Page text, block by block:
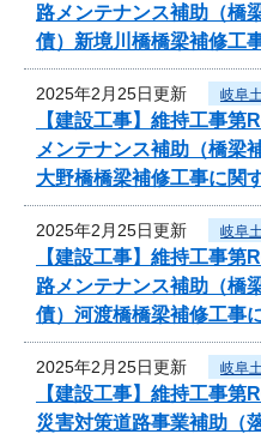
路メンテナンス補助（橋
債）新境川橋橋梁補修工
2025年2月25日更新 岐阜
【建設工事】維持工事
メンテナンス補助（橋梁
大野橋橋梁補修工事に関
2025年2月25日更新 岐阜
【建設工事】維持工事
路メンテナンス補助（橋
債）河渡橋橋梁補修工事
2025年2月25日更新 岐阜
【建設工事】維持工事
災害対策道路事業補助（